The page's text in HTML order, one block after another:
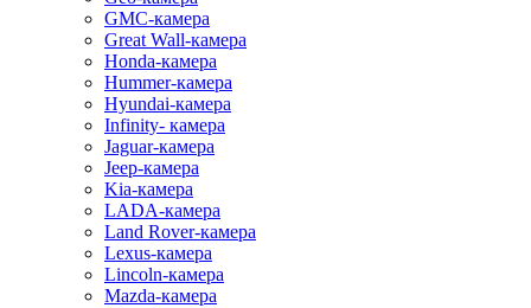
GMC-камера
Great Wall-камера
Honda-камера
Hummer-камера
Hyundai-камера
Infinity- камера
Jaguar-камера
Jeep-камера
Kia-камера
LADA-камера
Land Rover-камера
Lexus-камера
Lincoln-камера
Mazda-камера